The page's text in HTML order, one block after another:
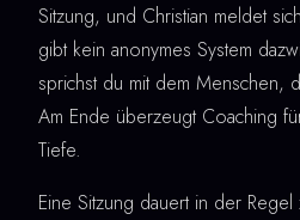
Sitzung, und Christian meldet
gibt kein anonymes System
sprichst du mit dem Menschen,
Am Ende überzeugt Coaching
Tiefe.
Eine Sitzung dauert in der